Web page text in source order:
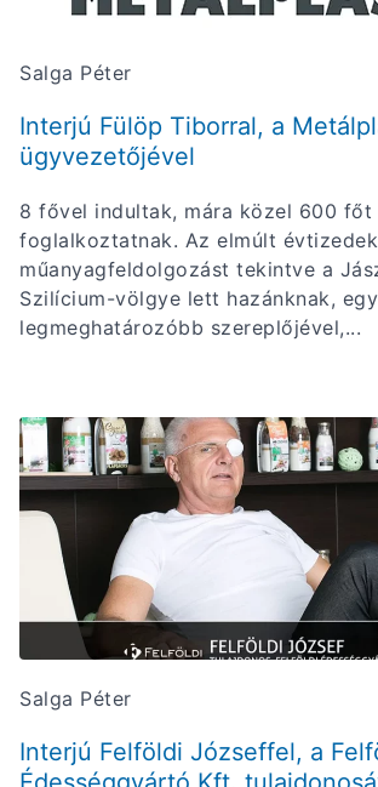
Salga Péter
Interjú Fülöp Tiborral, a
ügyvezetőjével
8 fővel indultak, mára közel 600 főt
foglalkoztatnak. Az elmúlt
műanyagfeldolgozást tekintve a
Szilícium-völgye lett hazánknak,
legmeghatározóbb szereplőjével,...
Salga Péter
Interjú Felföldi Józseffel, a